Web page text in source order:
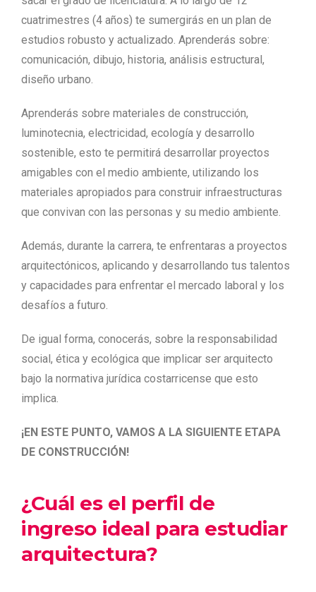
cuatrimestres (4 años) te sumergirás en un plan de
estudios robusto y actualizado. Aprenderás sobre:
comunicación, dibujo, historia, análisis estructural,
diseño urbano.
Aprenderás sobre materiales de construcción,
luminotecnia, electricidad, ecología y desarrollo
sostenible, esto te permitirá desarrollar proyectos
amigables con el medio ambiente, utilizando los
materiales apropiados para construir infraestructuras
que convivan con las personas y su medio ambiente.
Además, durante la carrera, te enfrentaras a proyectos
arquitectónicos, aplicando y desarrollando tus talentos
y capacidades para enfrentar el mercado laboral y los
desafíos a futuro.
De igual forma, conocerás, sobre la responsabilidad
social, ética y ecológica que implicar ser arquitecto
bajo la normativa jurídica costarricense que esto
implica.
¡EN ESTE PUNTO, VAMOS A LA SIGUIENTE ETAPA
DE CONSTRUCCIÓN!
¿Cuál es el perfil de
ingreso ideal para estudiar
arquitectura?